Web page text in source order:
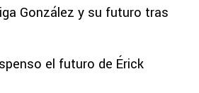
González y su futuro tras
el futuro de Érick